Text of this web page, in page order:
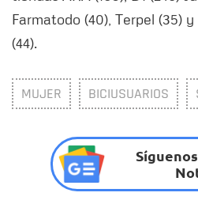
Farmatodo (40), Terpel (35)
(44).
MUJER BICIUSUARIOS